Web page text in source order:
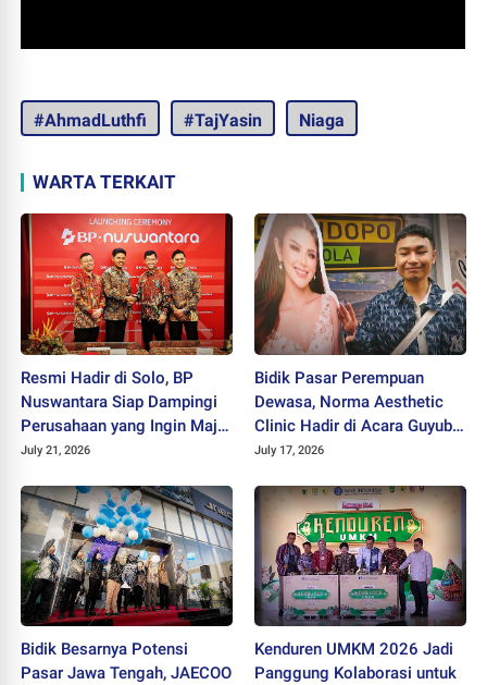
#AhmadLuthfi #TajYasin Niaga
WARTA TERKAIT
Resmi Hadir di Solo, BP
Nuswantara Siap Dampingi
Perusahaan yang Ingin Maju
dan Berkembang
July 21, 2026
Bidik Pasar Perempuan
Dewasa, Norma Aesthetic
Clinic Hadir di Acara Guyub
Rukun Ladies
July 17, 2026
Bidik Besarnya Potensi
Pasar Jawa Tengah, JAECOO
Kenduren UMKM 2026 Jadi
Panggung Kolaborasi untuk